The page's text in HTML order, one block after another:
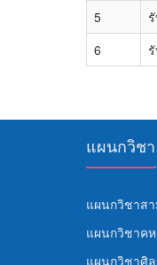
5
6
แผนกวิชา
แผนกวิชาส
แผนกวิชาค
แผนกวิชาศิ